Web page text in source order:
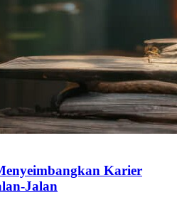
Karier
Jalan